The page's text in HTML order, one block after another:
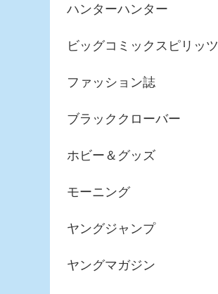
ハンターハンター
ビッグコミックスピリッツ
ファッション誌
ブラッククローバー
ホビー＆グッズ
モーニング
ヤングジャンプ
ヤングマガジン